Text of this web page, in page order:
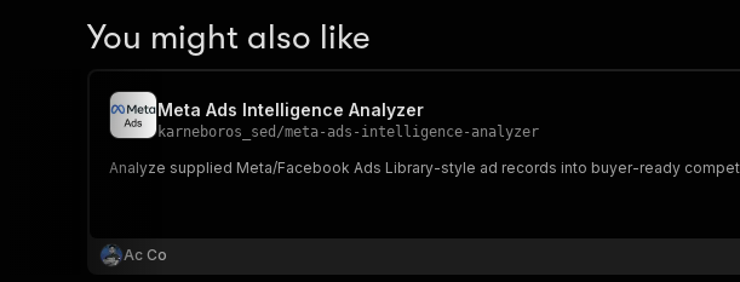
You might also like
Meta Ads Intelligence Analyzer
karneboros_sed /meta-ads-intelligence-analyzer
Analyze supplied Meta/Facebook Ads Library-style ad records into buyer-ready
Ac Co